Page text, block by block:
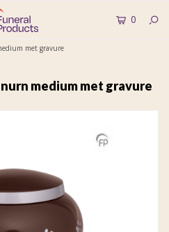
0
met gravure
medium met gravure